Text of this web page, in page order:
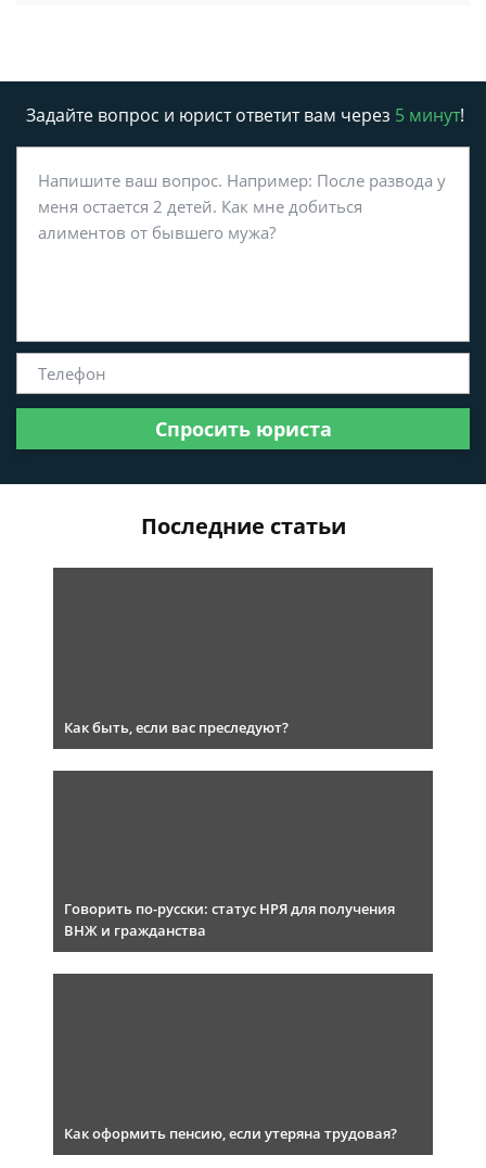
Задайте вопрос и юрист ответит вам через 5 минут!
Спросить юриста
Последние статьи
Как быть, если вас преследуют?
Говорить по-русски: статус НРЯ для получения
ВНЖ и гражданства
Как оформить пенсию, если утеряна трудовая?